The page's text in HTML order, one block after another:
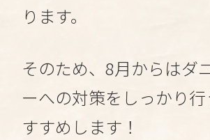
ります。
そのため、8月からはダ
ーへの対策をしっかり
すすめします！